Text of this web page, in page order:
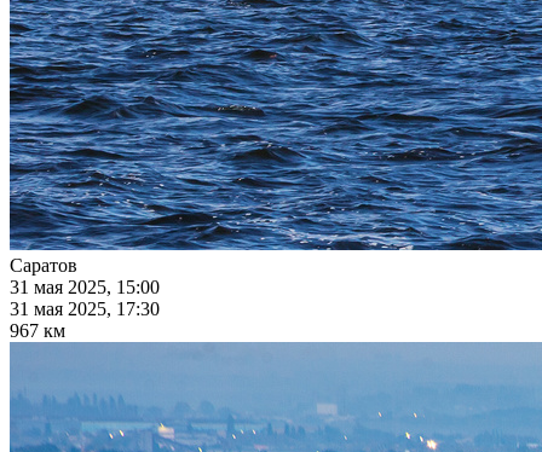
Саратов
31 мая 2025, 15:00
31 мая 2025, 17:30
967 км